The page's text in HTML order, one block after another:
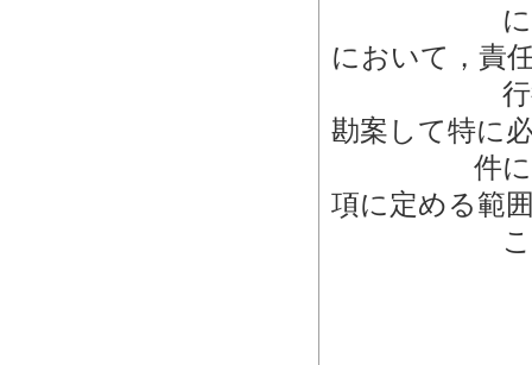
につき善
において，責
行役の職
勘案して特に
件に該当す
項に定める範
ことが